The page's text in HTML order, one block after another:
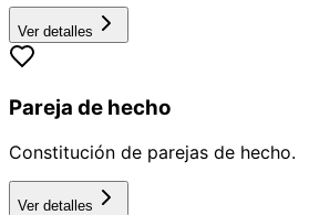
Ver detalles
Pareja de hecho
Constitución de parejas de hecho.
Ver detalles